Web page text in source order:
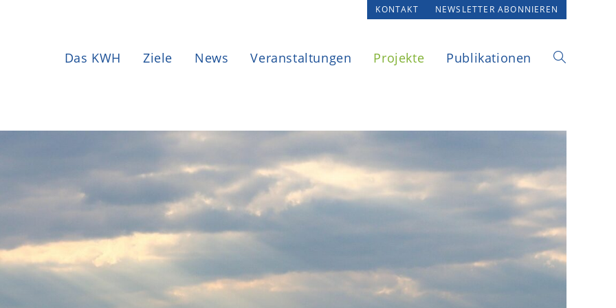
KONTAKT NEWSLETTER ABONNIEREN
Das KWH Ziele News Veranstaltungen Projekte Publikationen Website-